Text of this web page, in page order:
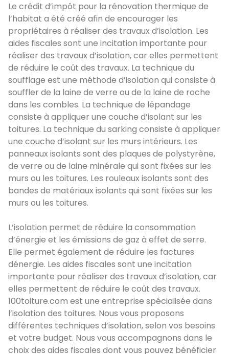
Le crédit d’impôt pour la rénovation thermique de
l’habitat a été créé afin de encourager les
propriétaires à réaliser des travaux d’isolation. Les
aides fiscales sont une incitation importante pour
réaliser des travaux d’isolation, car elles permettent
de réduire le coût des travaux. La technique du
soufflage est une méthode d’isolation qui consiste à
souffler de la laine de verre ou de la laine de roche
dans les combles. La technique de lépandage
consiste à appliquer une couche d’isolant sur les
toitures. La technique du sarking consiste à appliquer
une couche d’isolant sur les murs intérieurs. Les
panneaux isolants sont des plaques de polystyrène,
de verre ou de laine minérale qui sont fixées sur les
murs ou les toitures. Les rouleaux isolants sont des
bandes de matériaux isolants qui sont fixées sur les
murs ou les toitures.
L’isolation permet de réduire la consommation
d’énergie et les émissions de gaz à effet de serre.
Elle permet également de réduire les factures
dénergie. Les aides fiscales sont une incitation
importante pour réaliser des travaux d’isolation, car
elles permettent de réduire le coût des travaux.
100toiture.com est une entreprise spécialisée dans
l’isolation des toitures. Nous vous proposons
différentes techniques d’isolation, selon vos besoins
et votre budget. Nous vous accompagnons dans le
choix des aides fiscales dont vous pouvez bénéficier